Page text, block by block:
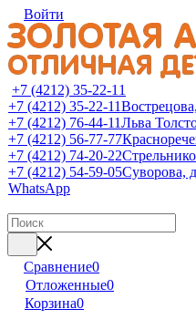
Войти
+7 (4212) 35-22-11
+7 (4212) 35-22-11
+7 (4212) 76-44-11Льва
+7 (4212) 56-77-77
+7 (4212) 74-20-22
+7 (4212) 54-59-05Суворова,
WhatsApp
Сравнение0
Отложенные0
Корзина0